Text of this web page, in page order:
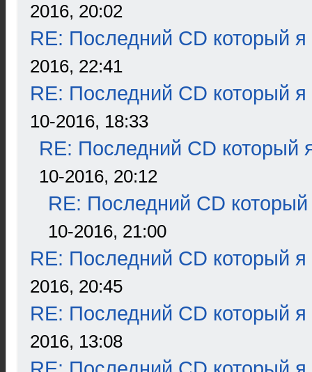
2016, 20:02
RE: Последний CD который я
2016, 22:41
RE: Последний CD который я
10-2016, 18:33
RE: Последний CD который
10-2016, 20:12
RE: Последний CD который
10-2016, 21:00
RE: Последний CD который я
2016, 20:45
RE: Последний CD который я
2016, 13:08